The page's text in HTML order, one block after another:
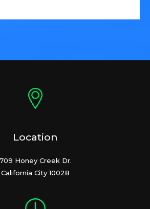
Location
709 Honey Creek Dr.
California City 10028